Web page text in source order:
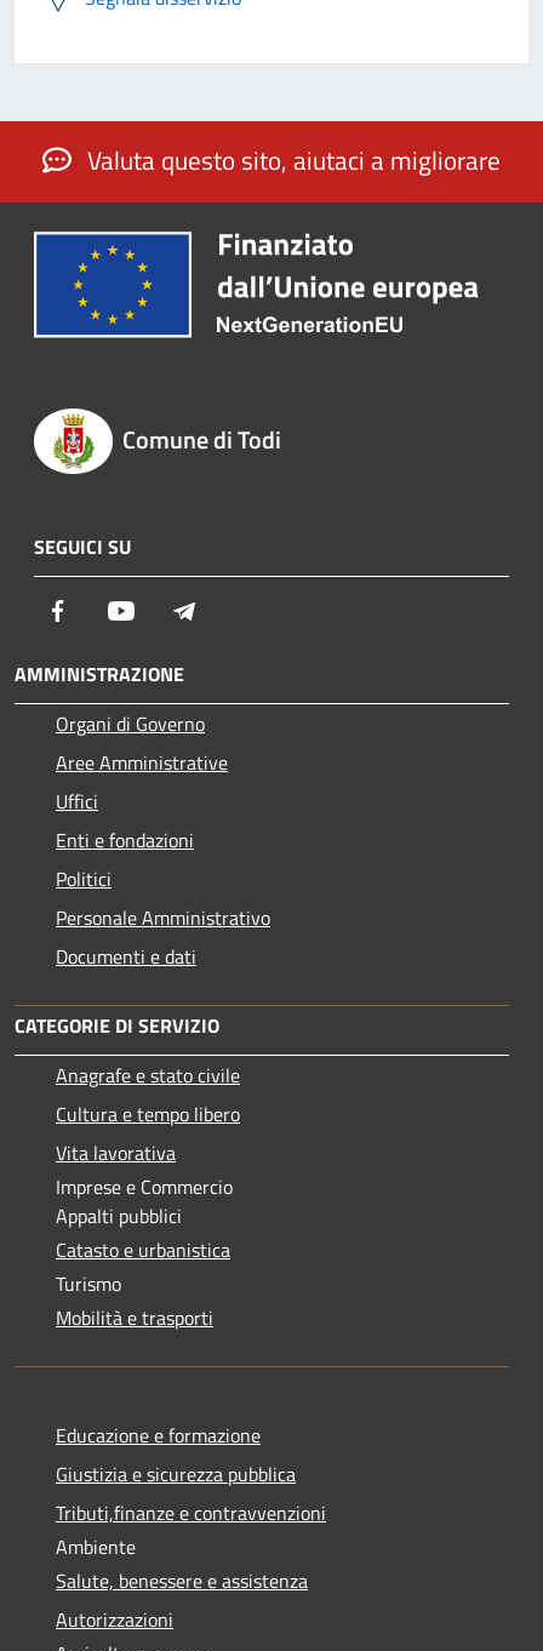
Valuta questo sito, aiutaci a migliorare
Comune di Todi
SEGUICI SU
Facebook Youtube
AMMINISTRAZIONE
Organi di Governo
Aree Amministrative
Uffici
Enti e fondazioni
Politici
Personale Amministrativo
Documenti e dati
CATEGORIE DI SERVIZIO
Anagrafe e stato civile
Cultura e tempo libero
Vita lavorativa
Imprese e Commercio
Appalti pubblici
Catasto e urbanistica
Turismo
Mobilità e trasporti
Educazione e formazione
Giustizia e sicurezza pubblica
Tributi,finanze e contravvenzioni
Ambiente
Salute, benessere e assistenza
Autorizzazioni